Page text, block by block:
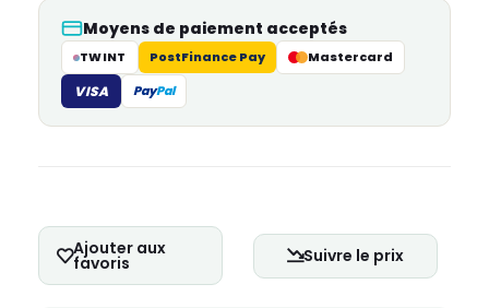
Moyens de paiement acceptés
TWINT PostFinance Pay Mastercard
VISA PayPal
Ajouter aux
favoris Suivre le prix